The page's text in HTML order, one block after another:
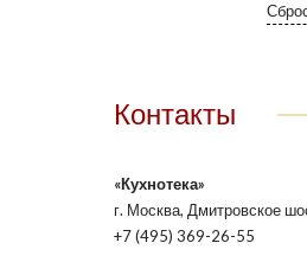
Контакты
«Кухнотека»
г. Москва, Дмитровское
+7 (495) 369-26-55